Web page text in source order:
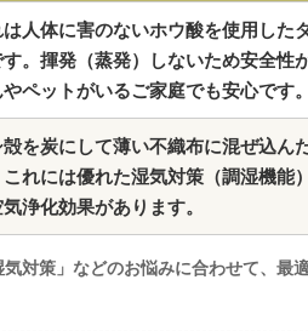
は人体に害のないホウ酸を使用した
す。揮発（蒸発）しないため安全性
やペットがいるご家庭でも安心です。
殻を炭にして薄い不織布に混ぜ込ん
れには優れた湿気対策（調湿機能
浄化効果があります。
対策」などのお悩みに合わせて、最